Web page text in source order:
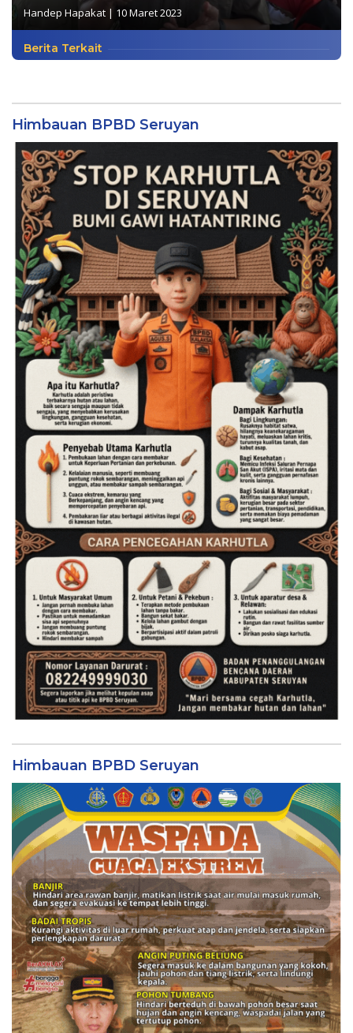
Handep Hapakat | 10 Maret 2023
Berita Terkait
Himbauan BPBD Seruyan
Himbauan BPBD Seruyan